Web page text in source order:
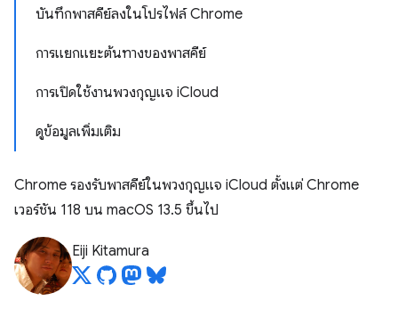
บันทึกพาสคีย์ลงในโปรไฟล์ Chrome
การแยกแยะต้นทางของพาสคีย์
การเปิดใช้งานพวงกุญแจ iCloud
ดูข้อมูลเพิ่มเติม
Chrome รองรับพาสคีย์ในพวงกุญแจ iCloud ตั้งแต่ Chrome
เวอร์ชัน 118 บน macOS 13.5 ขึ้นไป
Eiji Kitamura